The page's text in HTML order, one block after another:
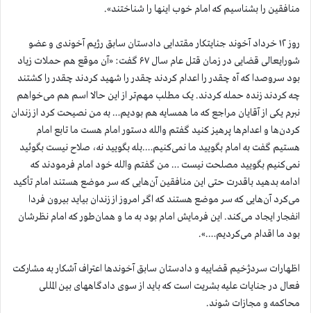
منافقین را بشناسیم که امام خوب اینها را شناختند».
روز ۱۲ خرداد آخوند جنایتکار مقتدایی دادستان سابق رژیم آخوندی و عضو
شورایعالی قضایی در زمان قتل عام سال ۶۷ گفت: «آن موقع هم حملات زیاد
بود سروصدا که آه چقدر را اعدام کردند چقدر را شهید کردند چقدر را کشتند
چه کردند زنده حمله کردند. یک مطلب مهم‌تر از این حالا اسم هم می‌خواهم
نبرم یکی از آقایان مراجع که ما همسایه هم بودیم… به من نصیحت کرد از زندان
کردن‌ها و اعدام‌ها پرهیز کنید گفتم والله دستور امام هست ما تابع امام
هستیم گفت به امام بگویید ما نمی‌کنیم….بله بگویید نه، صلاح نیست بگوئید
نمی‌کنیم بگویید مصلحت نیست … من گفتم والله خود امام فرمودند که
ادامه بدهید باقدرت حتی این منافقین آن‌هایی که سر موضع هستند امام تأکید
می‌کرد آن‌هایی که سر موضع هستند که اگر امروز از زندان بیاید بیرون فردا
انفجار ایجاد می‌کند. این فرمایش امام بود به ما و همان‌طور که امام نظرشان
بود ما اقدام می‌کردیم….».
اظهارات سردژخیم قضاییه و دادستان سابق آخوندها اعتراف آشکار به مشارکت
فعال در جنایات علیه بشریت است که باید از سوی دادگاههای بین المللی
محاکمه و مجازات شوند.